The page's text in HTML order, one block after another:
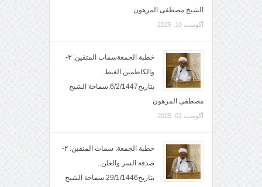
الشيخ مصطفى المرهون
آگوست 10, 2025
خطبة الجمعةسمات المتقين: ٣-
والكاظمين الغيظ.
بتاريخ6/2/1447.سماحة الشيخ
مصطفى المرهون
آگوست 02, 2025
خطبة الجمعة: سمات المتقين: ٢-
صدقة السر والعلن..
بتاريخ29/1/1446.سماحة الشيخ